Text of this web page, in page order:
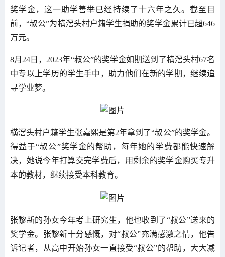
奖学金，这一助学善举已经持续了十六年之久。截至目
前，“叔公”为横滘头村户籍学生捐助的奖学金累计已超646
万元。
8月24日，2023年“叔公”的奖学金如期送到了横滘头村67名
中专以上学历的学生手中，助力他们在新的学期，继续追
寻学业梦。
横滘头村户籍学生张嘉熙是第2年拿到了“叔公”的奖学金。
得益于“叔公”奖学金的帮助，每年她的学费都能快速解
决，她说今年打算交完学费后，用剩余的奖学金购买专升
本的教材，继续接受本科教育。
张黎新的孙女今年考上研究生，他也收到了“叔公”送来的
奖学金。张黎新十分感慨，对“叔公”充满感激之情，他告
诉记者，从高中开始孙女一直接受“叔公”的帮助，大大减